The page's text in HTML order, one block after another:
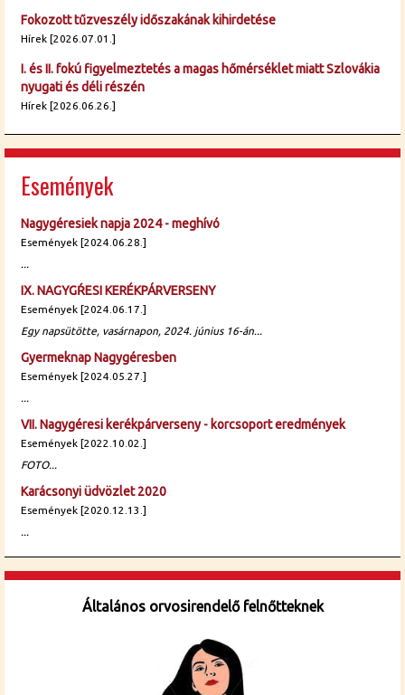
Fokozott tűzveszély időszakának kihirdetése
Hírek [2026.07.01.]
I. és II. fokú figyelmeztetés a magas hőmérséklet miatt Szlovákia
nyugati és déli részén
Hírek [2026.06.26.]
Események
Nagygéresiek napja 2024 - meghívó
Események [2024.06.28.]
...
IX. NAGYGŔESI KERÉKPÁRVERSENY
Események [2024.06.17.]
Egy napsütötte, vasárnapon, 2024. június 16-án...
Gyermeknap Nagygéresben
Események [2024.05.27.]
...
VII. Nagygéresi kerékpárverseny - korcsoport eredmények
Események [2022.10.02.]
FOTO...
Karácsonyi üdvözlet 2020
Események [2020.12.13.]
...
Általános orvosirendelő felnőtteknek